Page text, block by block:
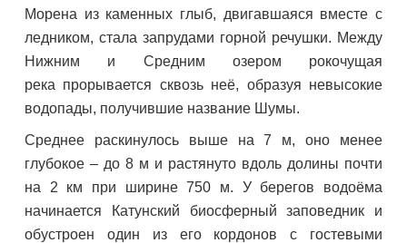
Морена из каменных глыб, двигавшаяся вместе с
ледником, стала запрудами горной речушки. Между
Нижним и Средним озером рокочущая
река прорывается сквозь неё, образуя невысокие
водопады, получившие название Шумы.
Среднее раскинулось выше на 7 м, оно менее
глубокое – до 8 м и растянуто вдоль долины почти
на 2 км при ширине 750 м. У берегов водоёма
начинается Катунский биосферный заповедник и
обустроен один из его кордонов с гостевыми